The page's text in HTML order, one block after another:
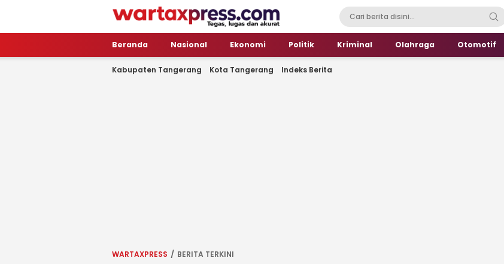
WartaXpress
Tegas, Lugas dan Akurat
Beranda Nasional Ekonomi Politik Kriminal Olahraga Otomotif
Kabupaten Tangerang Kota Tangerang Indeks Berita
WARTAXPRESS BERITA TERKINI